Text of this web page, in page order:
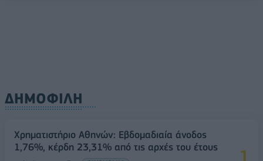
ΔΗΜΟΦΙΛΗ
Χρηματιστήριο Αθηνών: Εβδομαδιαία άνοδος
1,76%, κέρδη 23,31% από τις αρχές του έτους